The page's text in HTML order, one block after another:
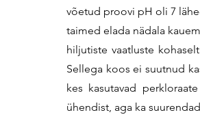
võetud proovi pH oli 7
taimed elada nädala
hiljutiste vaatluste
Sellega koos ei suutnud
kes kasutavad
ühendist, aga ka